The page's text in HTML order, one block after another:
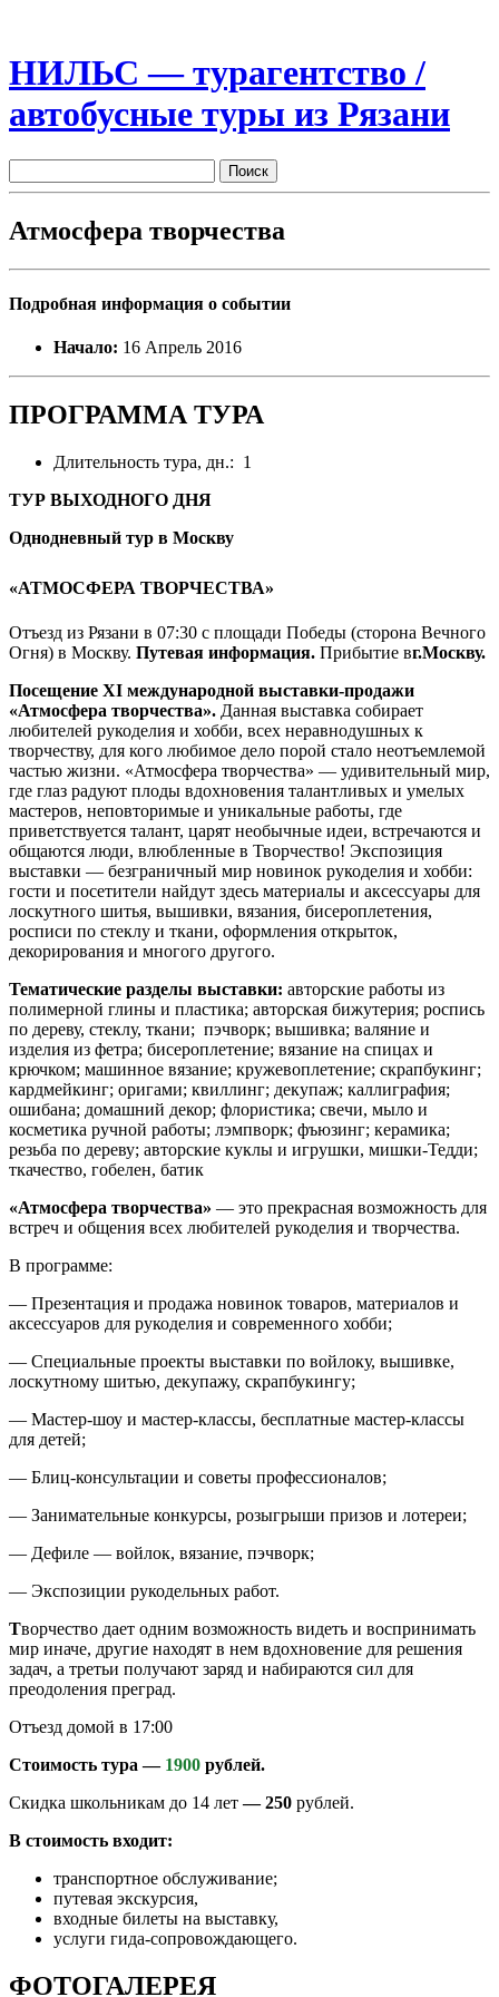
НИЛЬС — турагентство /
автобусные туры из Рязани
Атмосфера творчества
Подробная информация о событии
Начало: 16 Апрель 2016
ПРОГРАММА ТУРА
Длительность тура, дн.: 1
ТУР ВЫХОДНОГО ДНЯ
Однодневный тур в Москву
«АТМОСФЕРА ТВОРЧЕСТВА»
Отъезд из Рязани в 07:30 с площади Победы (сторона Вечного
Огня) в Москву. Путевая информация. Прибытие вг.Москву.
Посещение ХI международной выставки-продажи
«Атмосфера творчества». Данная выставка собирает
любителей рукоделия и хобби, всех неравнодушных к
творчеству, для кого любимое дело порой стало неотъемлемой
частью жизни. «Атмосфера творчества» — удивительный мир,
где глаз радуют плоды вдохновения талантливых и умелых
мастеров, неповторимые и уникальные работы, где
приветствуется талант, царят необычные идеи, встречаются и
общаются люди, влюбленные в Творчество! Экспозиция
выставки — безграничный мир новинок рукоделия и хобби:
гости и посетители найдут здесь материалы и аксессуары для
лоскутного шитья, вышивки, вязания, бисероплетения,
росписи по стеклу и ткани, оформления открыток,
декорирования и многого другого.
Тематические разделы выставки: авторские работы из
полимерной глины и пластика; авторская бижутерия; роспись
по дереву, стеклу, ткани; пэчворк; вышивка; валяние и
изделия из фетра; бисероплетение; вязание на спицах и
крючком; машинное вязание; кружевоплетение; скрапбукинг;
кардмейкинг; оригами; квиллинг; декупаж; каллиграфия;
ошибана; домашний декор; флористика; свечи, мыло и
косметика ручной работы; лэмпворк; фъюзинг; керамика;
резьба по дереву; авторские куклы и игрушки, мишки-Тедди;
ткачество, гобелен, батик
«Атмосфера творчества» — это прекрасная возможность для
встреч и общения всех любителей рукоделия и творчества.
В программе:
— Презентация и продажа новинок товаров, материалов и
аксессуаров для рукоделия и современного хобби;
— Специальные проекты выставки по войлоку, вышивке,
лоскутному шитью, декупажу, скрапбукингу;
— Мастер-шоу и мастер-классы, бесплатные мастер-классы
для детей;
— Блиц-консультации и советы профессионалов;
— Занимательные конкурсы, розыгрыши призов и лотереи;
— Дефиле — войлок, вязание, пэчворк;
— Экспозиции рукодельных работ.
Творчество дает одним возможность видеть и воспринимать
мир иначе, другие находят в нем вдохновение для решения
задач, а третьи получают заряд и набираются сил для
преодоления преград.
Отъезд домой в 17:00
Стоимость тура — 1900 рублей.
Скидка школьникам до 14 лет— 250 рублей.
В стоимость входит:
транспортное обслуживание;
путевая экскурсия,
входные билеты на выставку,
услуги гида-сопровождающего.
ФОТОГАЛЕРЕЯ